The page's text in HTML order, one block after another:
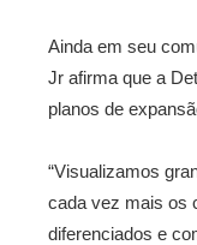
Ainda em seu
Jr afirma que a
planos de
“Visualizamos
cada vez mais os
diferenciados e